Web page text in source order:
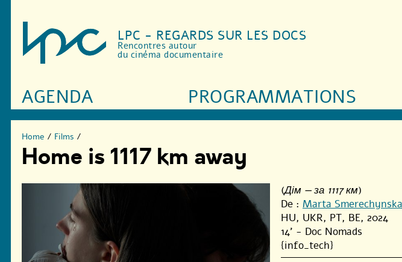
LPC - REGARDS SUR LES DOCS
Rencontres autour
du cinéma documentaire
AGENDA PROGRAMMATIONS
Home / Films /
Home is 1117 km away
(Дім — за 1117 км)
De : Marta Smerechynska
HU, UKR, PT, BE, 2024
14' - Doc Nomads
{info_tech}